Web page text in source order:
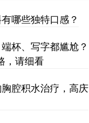
哪些独特口感？
杯、写字都尴尬？
，请细看
腔积水治疗，高庆